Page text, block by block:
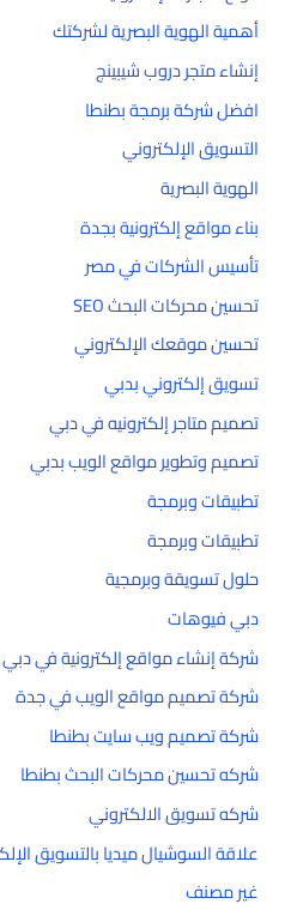
أهمية الهوية البصرية لشركتك
إنشاء متجر دروب شيبينج
افضل شركة برمجة بطنطا
التسويق الإلكتروني
الهوية البصرية
بناء مواقع إلكترونية بجدة
تأسيس الشركات في مصر
تحسين محركات البحث SEO
تحسين موقعك الإلكتروني
تسويق إلكتروني بدبي
تصميم متاجر إلكترونيه في دبي
تصميم وتطوير مواقع الويب بدبي
تطبيقات وبرمجة
تطبيقات وبرمجة
حلول تسويقة وبرمجية
دبي فيوهات
شركة إنشاء مواقع إلكترونية في دبي
شركة تصميم مواقع الويب في جدة
شركة تصميم ويب سايت بطنطا
شركه تحسين محركات البحث بطنطا
شركه تسويق الالكتروني
علاقة السوشيال ميديا بالتسويق
غير مصنف